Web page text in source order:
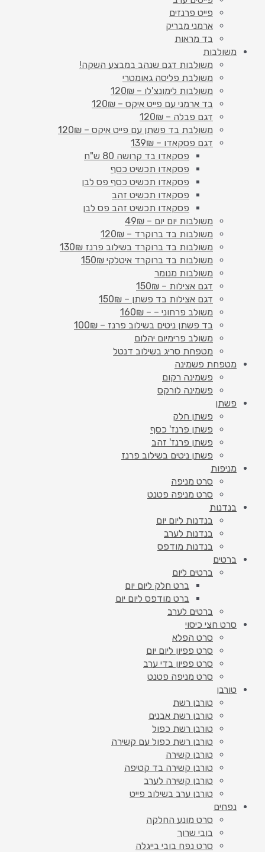
פייט פרנזים
ארמני מבריק
בד מראות
משולבות
משולבות דגם שנהב במבצע השקה!
משולבת פליסה גאומטרי
משולבות לימונצ'לו – 120₪
בד ארמני עם פייט איקס – 120₪
דגם פבלה – 120₪
משולבת בד פשתן עם פייט איקס – 120₪
דגם פסקאדו – 139₪
פסקאדו בד קרושה 80 ש"ח
פסקאדו תכשיט כסף
פסקאדו תכשיט כסף פס לבן
פסקאדו תכשיט זהב
פסקאדו תכשיט זהב פס לבן
משולבות יום יום – 49₪
משולבות בד ברוקרד – 120₪
משולבות בד ברוקרד בשילוב פרנז 130₪
משולבות בד ברוקרד איטלקי 150₪
משולבות מנומר
דגם אצילות – 150₪
דגם אצילות בד פשתן – 150₪
משולב פרחוני – – 160₪
בד פשתן ניטים בשילוב פרנז – 100₪
משולב פרימיום יהלום
מטפחת סריג בשילוב דנטל
מטפחת פשמינה
פשמינה רקום
פשמינה לורקס
פשתן
פשתן חלק
פשתן פרנז' כסף
פשתן פרנז' זהב
פשתן ניטים בשילוב פרנז
מניפות
סרט מניפה
סרט מניפה פטנט
בנדנות
בנדנות ליום יום
בנדנות לערב
בנדנות מודפס
ברטים
ברטים ליום
ברט חלק ליום יום
ברט מודפס ליום יום
ברטים לערב
סרט חצי כיסוי
סרט הפלא
סרט פפיון ליום יום
סרט פפיון בדי ערב
סרט מניפה פטנט
טורבן
טורבן רשת
טורבן רשת אבנים
טורבן רשת כפול
טורבן רשת כפול עם קשירה
טורבן קשירה
טורבן קשירה בד קטיפה
טורבן קשירה לערב
טורבן ערב בשילוב פייט
נפחים
סרט מונע החלקה
בובי שרוך
סרט נפח בובי בייגלה